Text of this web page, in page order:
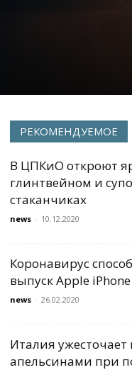
РЕКОМЕНДУЕМОЕ
В ЦПКиО откроют
глинтвейном и
стаканчиках
news - 10.12.2020
Коронавирус
выпуск Apple
news - 26.02.2020
Италия ужесточает
апельсинами при